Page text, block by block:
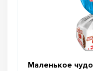
Маленькое чудо